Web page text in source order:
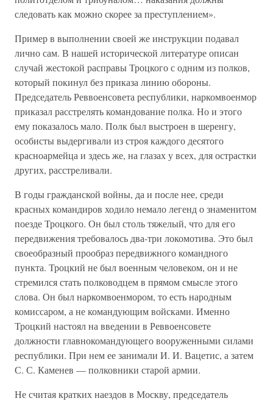
следовать как можно скорее за преступлением».
Пример в выполнении своей же инструкции подавал
лично сам. В нашей исторической литературе описан
случай жестокой расправы Троцкого с одним из полков,
который покинул без приказа линию обороны.
Председатель Реввоенсовета республики, наркомвоенмор
приказал расстрелять командование полка. Но и этого
ему показалось мало. Полк был выстроен в шеренгу,
особисты выдергивали из строя каждого десятого
красноармейца и здесь же, на глазах у всех, для острастки
других, расстреливали.
В годы гражданской войны, да и после нее, среди
красных командиров ходило немало легенд о знаменитом
поезде Троцкого. Он был столь тяжелый, что для его
передвижения требовалось два-три локомотива. Это был
своеобразный прообраз передвижного командного
пункта. Троцкий не был военным человеком, он и не
стремился стать полководцем в прямом смысле этого
слова. Он был наркомвоенмором, то есть народным
комиссаром, а не командующим войсками. Именно
Троцкий настоял на введении в Реввоенсовете
должности главнокомандующего вооруженными силами
республики. При нем ее занимали И. И. Вацетис, а затем
С. С. Каменев — полковники старой армии.
Не считая кратких наездов в Москву, председатель